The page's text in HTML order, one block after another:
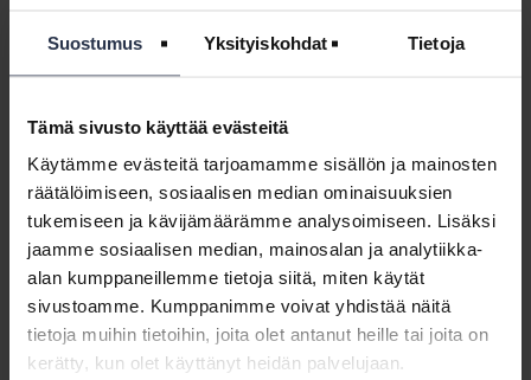
Suostumus Yksityiskohdat Tietoja
Tämä sivusto käyttää evästeitä
Käytämme evästeitä tarjoamamme sisällön ja mainosten
räätälöimiseen, sosiaalisen median ominaisuuksien
tukemiseen ja kävijämäärämme analysoimiseen. Lisäksi
jaamme sosiaalisen median, mainosalan ja analytiikka-
alan kumppaneillemme tietoja siitä, miten käytät
sivustoamme. Kumppanimme voivat yhdistää näitä
tietoja muihin tietoihin, joita olet antanut heille tai joita on
kerätty, kun olet käyttänyt heidän palvelujaan.
Tämä osio on rajattu
Isännöintiliiton jäsenyritysten
henkilökunnalle
Kirjaudu sisään
Tietoa jäsenyydestä